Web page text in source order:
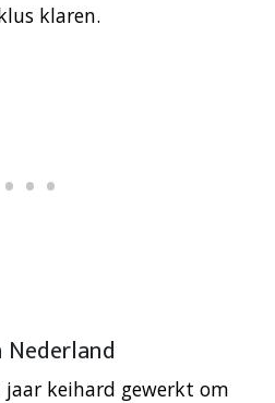
klaren.
keihard gewerkt om